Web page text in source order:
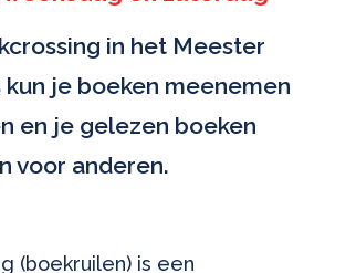
in het Meester
kun je boeken meenemen
en je gelezen boeken
voor anderen.
(boekruilen) is een